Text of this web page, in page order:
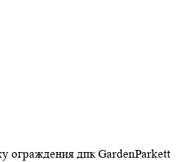
ограждения дпк GardenParkett